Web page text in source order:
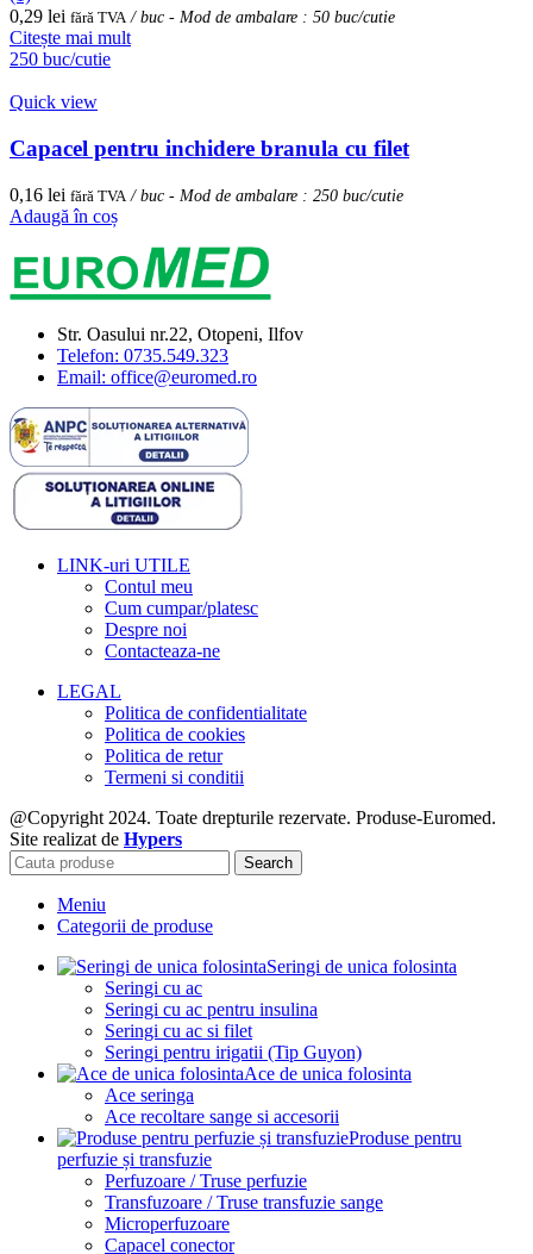
0,29 lei fără TVA/ buc - Mod de ambalare : 50 buc/cutie
Citește mai mult
250 buc/cutie
Quick view
Capacel pentru inchidere branula cu filet
0,16 lei fără TVA / buc - Mod de ambalare : 250 buc/cutie
Adaugă în coș
Str. Oasului nr.22, Otopeni, Ilfov
Telefon: 0735.549.323
Email: office@euromed.ro
LINK-uri UTILE
Contul meu
Cum cumpar/platesc
Despre noi
Contacteaza-ne
LEGAL
Politica de confidentialitate
Politica de cookies
Politica de retur
Termeni si conditii
@Copyright 2024. Toate drepturile rezervate. Produse-Euromed.
Site realizat de Hypers
Search
Meniu
Categorii de produse
Seringi de unica folosinta
Seringi cu ac
Seringi cu ac pentru insulina
Seringi cu ac si filet
Seringi pentru irigatii (Tip Guyon)
Ace de unica folosinta
Ace seringa
Ace recoltare sange si accesorii
Produse pentru
perfuzie și transfuzie
Perfuzoare / Truse perfuzie
Transfuzoare / Truse transfuzie sange
Microperfuzoare
Capacel conector